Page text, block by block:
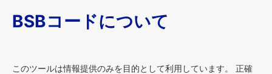
BSBコードについて
このツールは情報提供のみを目的として利用しています。 正確